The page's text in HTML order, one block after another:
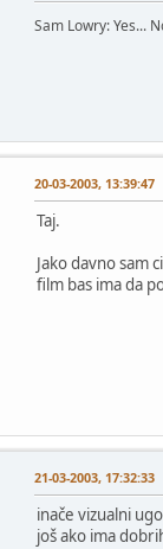
Sam Lowry: Yes...
20-03-2003, 13:39:47
Taj.
Jako davno sam
film bas ima da
21-03-2003, 17:32:33
inače vizualni
još ako ima